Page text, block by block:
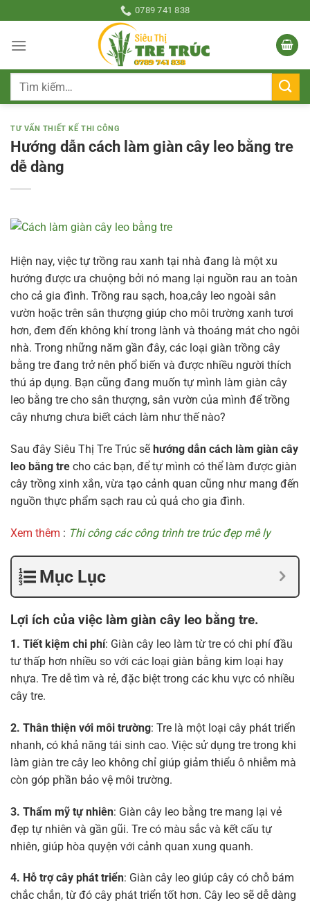
qua
nội
0789 741 838
Tìm
TƯ VẤN THIẾT KẾ THI CÔNG
Hướng dẫn cách làm giàn cây leo bằng tre
dễ dàng
Hiện nay, việc tự trồng rau xanh tại nhà đang là một xu
hướng được ưa chuộng bởi nó mang lại nguồn rau an toàn
cho cả gia đình. Trồng rau sạch, hoa,cây leo ngoài sân
vườn hoặc trên sân thượng giúp cho môi trường xanh tươi
hơn, đem đến không khí trong lành và thoáng mát cho ngôi
nhà. Trong những năm gần đây, các loại giàn trồng cây
bằng tre đang trở nên phổ biến và được nhiều người thích
thú áp dụng. Bạn cũng đang muốn tự mình làm giàn cây
leo bằng tre cho sân thượng, sân vườn của mình để trồng
cây nhưng chưa biết cách làm như thế nào?
Sau đây Siêu Thị Tre Trúc sẽ hướng dẫn cách làm giàn cây
leo bằng tre cho các bạn, để tự mình có thể làm được giàn
cây trồng xinh xắn, vừa tạo cảnh quan cũng như mang đến
nguồn thực phẩm sạch rau củ quả cho gia đình.
Xem thêm : Thi công các công trình tre trúc đẹp mê ly
Mục Lục
Lợi ích của việc làm giàn cây leo bằng tre.
1. Tiết kiệm chi phí: Giàn cây leo làm từ tre có chi phí đầu
tư thấp hơn nhiều so với các loại giàn bằng kim loại hay
nhựa. Tre dễ tìm và rẻ, đặc biệt trong các khu vực có nhiều
cây tre.
2. Thân thiện với môi trường: Tre là một loại cây phát triển
nhanh, có khả năng tái sinh cao. Việc sử dụng tre trong khi
làm giàn tre cây leo không chỉ giúp giảm thiểu ô nhiễm mà
còn góp phần bảo vệ môi trường.
3. Thẩm mỹ tự nhiên: Giàn cây leo bằng tre mang lại vẻ
đẹp tự nhiên và gần gũi. Tre có màu sắc và kết cấu tự
nhiên, giúp hòa quyện với cảnh quan xung quanh.
4. Hỗ trợ cây phát triển: Giàn cây leo giúp cây có chỗ bám
chắc chắn, từ đó cây phát triển tốt hơn. Cây leo sẽ dễ dàng